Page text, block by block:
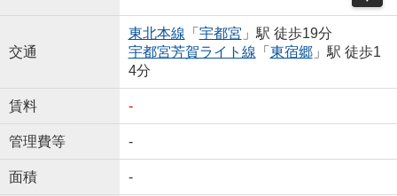
交通
東北本線 「 宇都宮 」駅 徒歩19分
宇都宮芳賀ライト線 「 東宿郷」駅 徒歩1
4分
賃料 -
管理費等 -
面積 -